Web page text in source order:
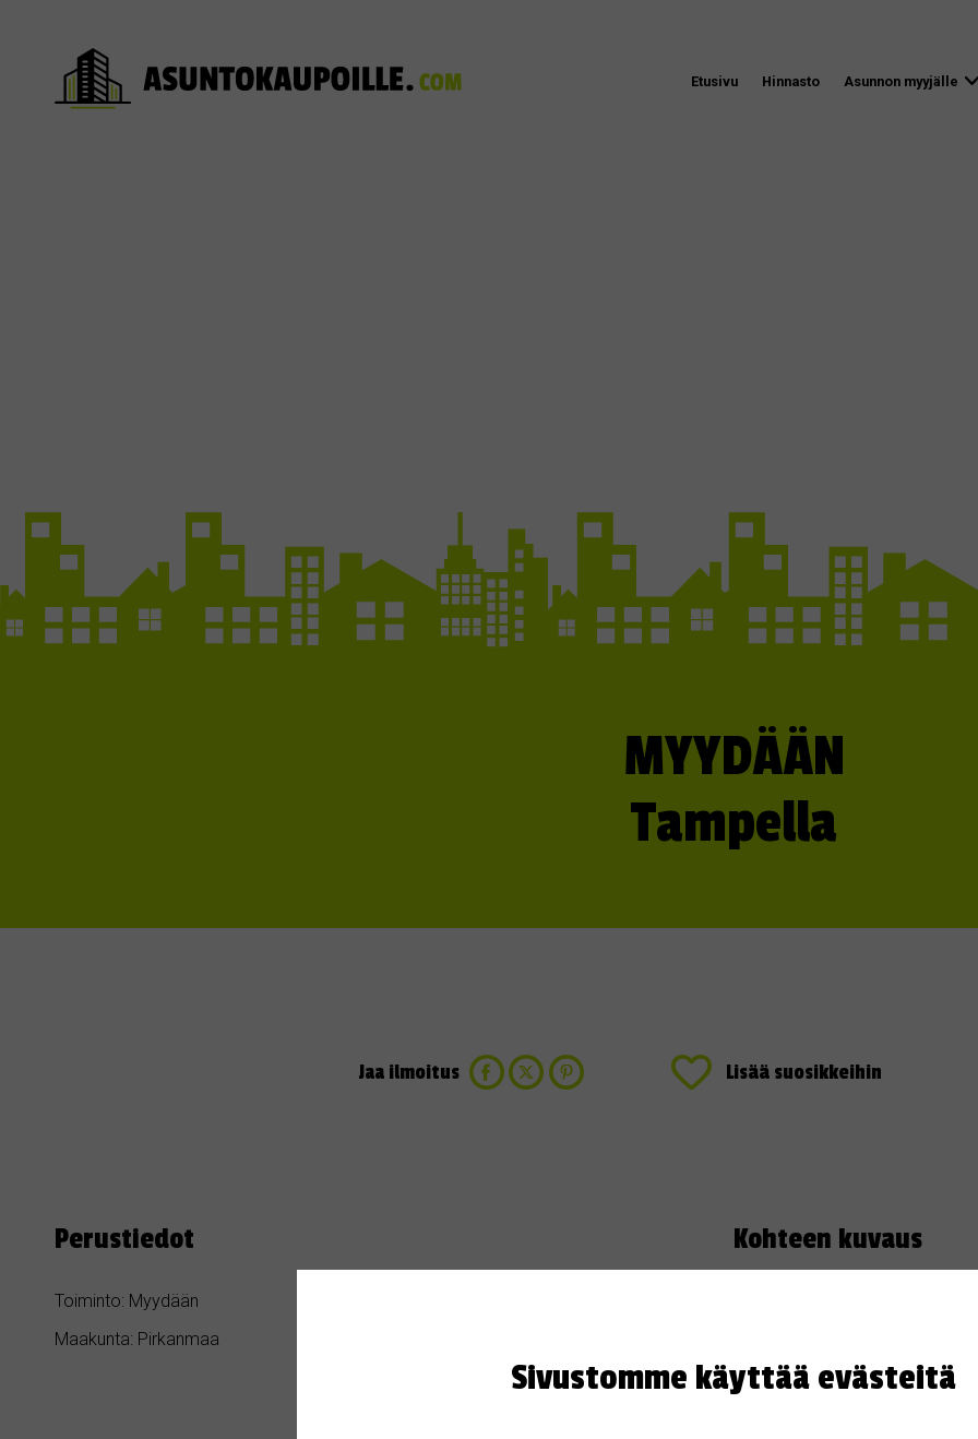
Etusivu Hinnasto Asunnon myyjälle
MYYDÄÄN
Tampella
Jaa ilmoitus Lisää suosikkeihin
Perustiedot
Toiminto: Myydään
Maakunta: Pirkanmaa
Kohteen kuvaus
3h+k+ ikkunallinen sauna,
78m2, autopaikka ja varasto
Sivustomme käyttää evästeitä